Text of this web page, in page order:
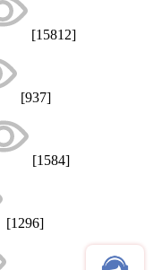
[15812]
[937]
[1584]
[1296]